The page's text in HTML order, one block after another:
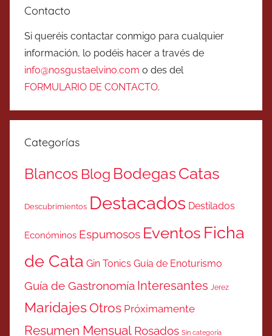
Contacto
Si queréis contactar conmigo para cualquier
información, lo podéis hacer a través de
info@nosgustaelvino.com o des del
FORMULARIO DE CONTACTO.
Categorías
Blancos Blog BodegasCatas
Descubrimientos Destacados Destilados
Económinos Espumosos Eventos Ficha
de Cata Gin Tonics Guía de Enoturismo
Guía de Gastronomía Interesantes Jerez
MaridajesOtros Próximamente
Resumen Mensual Rosados Sin categoría